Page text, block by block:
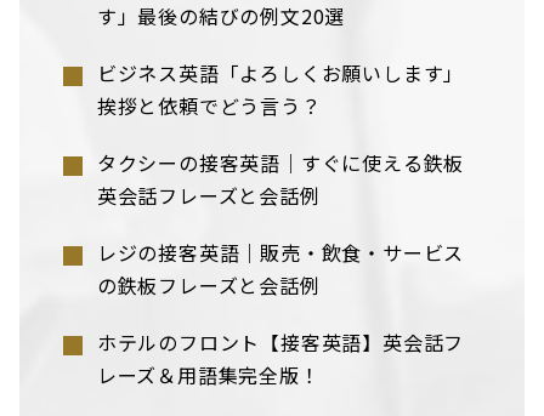
す」最後の結びの例文20選
ビジネス英語「よろしくお願いします」
挨拶と依頼でどう言う？
タクシーの接客英語｜すぐに使える鉄板
英会話フレーズと会話例
レジの接客英語｜販売・飲食・サービス
の鉄板フレーズと会話例
ホテルのフロント【接客英語】英会話フ
レーズ＆用語集完全版！